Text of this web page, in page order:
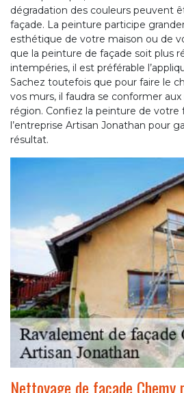
dégradation des couleurs peuvent
façade. La peinture participe
esthétique de votre maison ou de
que la peinture de façade soit plus
intempéries, il est préférable
Sachez toutefois que pour faire le
vos murs, il faudra se conformer
région. Confiez la peinture de votre
l’entreprise Artisan Jonathan pour
résultat.
Nettoyage de façade